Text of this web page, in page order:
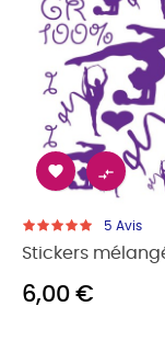
 
5 Avis
Stickers
6,00 €